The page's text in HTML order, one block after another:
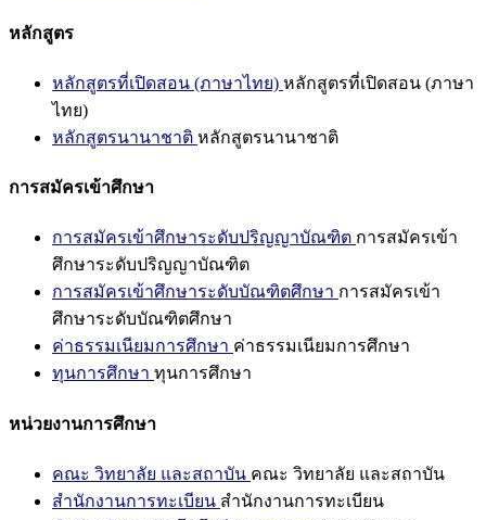
หลักสูตร
หลักสูตรที่เปิดสอน (ภาษาไทย) หลักสูตรที่เปิดสอน (ภาษา
ไทย)
หลักสูตรนานาชาติ หลักสูตรนานาชาติ
การสมัครเข้าศึกษา
การสมัครเข้าศึกษาระดับปริญญาบัณฑิต การสมัครเข้า
ศึกษาระดับปริญญาบัณฑิต
การสมัครเข้าศึกษาระดับบัณฑิตศึกษา การสมัครเข้า
ศึกษาระดับบัณฑิตศึกษา
ค่าธรรมเนียมการศึกษา ค่าธรรมเนียมการศึกษา
ทุนการศึกษา ทุนการศึกษา
หน่วยงานการศึกษา
คณะ วิทยาลัย และสถาบัน คณะ วิทยาลัย และสถาบัน
สำนักงานการทะเบียน สำนักงานการทะเบียน